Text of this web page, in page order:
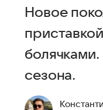
Новое
сезона.